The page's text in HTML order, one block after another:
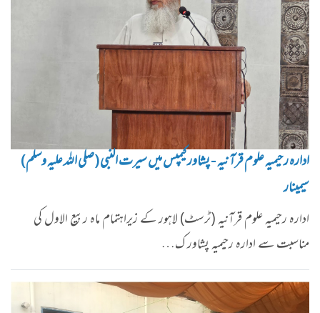
ادارہ رحیمیہ علوم قرآنیہ - پشاور کیمپس میں سیرت النبی (صلی اللہ علیہ وسلم)
سیمینار
ادارہ رحیمیہ علوم قرآنیہ (ٹرسٹ) لاہور کے زیراہتمام ماہ ربیع الاول کی
مناسبت سے ادارہ رحیمیہ پشاور ک…